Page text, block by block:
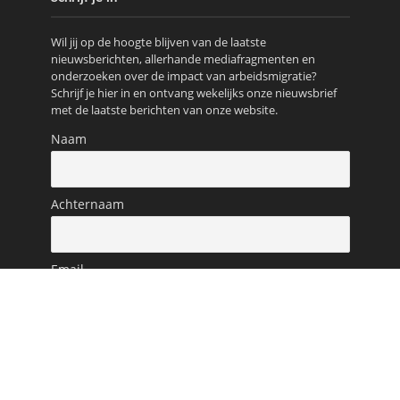
Wil jij op de hoogte blijven van de laatste
nieuwsberichten, allerhande mediafragmenten en
onderzoeken over de impact van arbeidsmigratie?
Schrijf je hier in en ontvang wekelijks onze nieuwsbrief
met de laatste berichten van onze website.
Naam
Achternaam
Email